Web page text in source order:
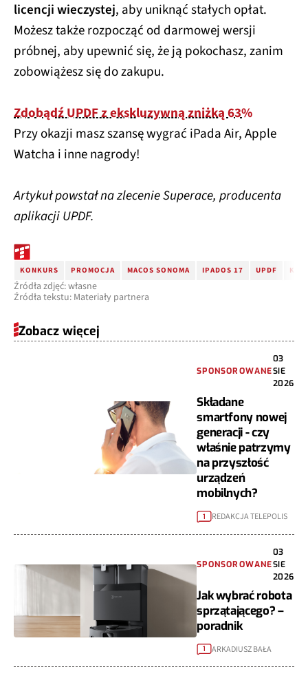
licencji wieczystej, aby uniknąć stałych opłat.
Możesz także rozpocząć od darmowej wersji
próbnej, aby upewnić się, że ją pokochasz, zanim
zobowiążesz się do zakupu.
Zdobądź UPDF z ekskluzywną zniżką 63%
Przy okazji masz szansę wygrać iPada Air, Apple
Watcha i inne nagrody!
Artykuł powstał na zlecenie Superace, producenta
aplikacji UPDF.
KONKURS PROMOCJA MACOS SONOMA IPADOS 17 UPDF
Źródła zdjęć: własne
Źródła tekstu: Materiały partnera
Zobacz więcej
SPONSOROWANE
03
SIE
2026
Składane
smartfony nowej
generacji - czy
właśnie patrzymy
na przyszłość
urządzeń
mobilnych?
1 REDAKCJA TELEPOLIS
SPONSOROWANE
03
SIE
2026
Jak wybrać robota
sprzątającego? –
poradnik
1 ARKADIUSZ BAŁA